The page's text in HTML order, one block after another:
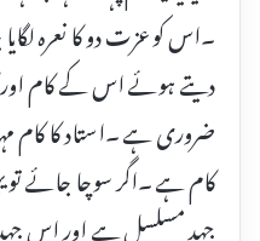
۔اس کو عزت دو کا نعرہ
دیتے ہوئے اس کے کام اور
ضروری ہے ۔استاد کا
کام ہے ۔اگر سوچا جائے تو
جہد مسلسل ہے اور اس